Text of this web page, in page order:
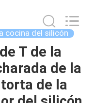
cocina del silicón
T de la
de la
de la